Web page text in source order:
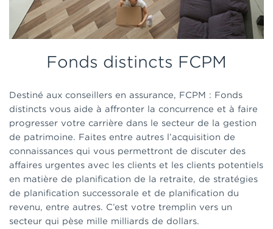
Fonds distincts FCPM
Destiné aux conseillers en assurance, FCPM : Fonds
distincts vous aide à affronter la concurrence et à faire
progresser votre carrière dans le secteur de la gestion
de patrimoine. Faites entre autres l’acquisition de
connaissances qui vous permettront de discuter des
affaires urgentes avec les clients et les clients potentiels
en matière de planification de la retraite, de stratégies
de planification successorale et de planification du
revenu, entre autres. C’est votre tremplin vers un
secteur qui pèse mille milliards de dollars.